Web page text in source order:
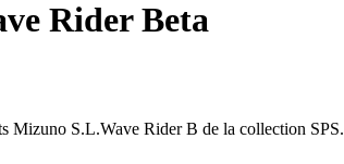
Rider Beta
Mizuno S.L.Wave Rider B de la collection SPS.